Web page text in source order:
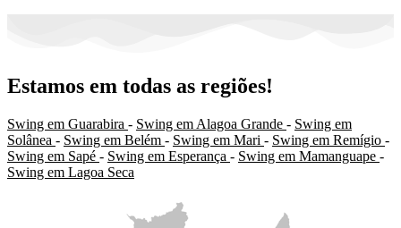
Estamos em todas as regiões!
Swing em Guarabira - Swing em Alagoa Grande - Swing em
Solânea - Swing em Belém - Swing em Mari - Swing em Remígio -
Swing em Sapé - Swing em Esperança - Swing em Mamanguape -
Swing em Lagoa Seca